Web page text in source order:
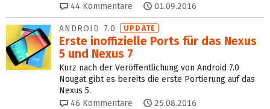
44 Kommentare 01.09.2016
ANDROID 7.0 UPDATE
Erste inoffizielle Ports für das Nexus
5 und Nexus 7
Kurz nach der Veröffentlichung von Android 7.0
Nougat gibt es bereits die erste Portierung auf das
Nexus 5.
46 Kommentare 25.08.2016